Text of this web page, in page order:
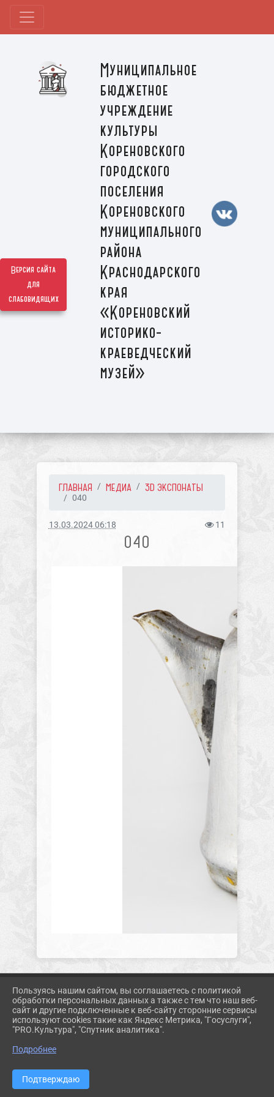
Версия сайта
для
слабовидящих
Муниципальное
бюджетное
учреждение
культуры
Кореновского
городского
поселения
Кореновского
муниципального
района
Краснодарского
края
«Кореновский
историко-
краеведческий
музей»
ГЛАВНАЯ МЕДИА 3D ЭКСПОНАТЫ
040
13.03.2024 06:18 11
040
2026 Г. KORMUZ.PROSVET-EDU.RU
ВХОД
КАРТА САЙТА
ПОЛИТИКА ОБРАБОТКИ ПЕРСОНАЛЬНЫХ ДАННЫХ
СДЕЛАНО НА KUBCMS
Пользуясь нашим сайтом, вы соглашаетесь с политикой
обработки персональных данных а также с тем что наш веб-
сайт и другие подключенные к веб-сайту сторонние сервисы
используют cookies такие как Яндекс Метрика, "Госуслуги",
"PRO.Культура", "Спутник аналитика".
Подробнее
Подтверждаю